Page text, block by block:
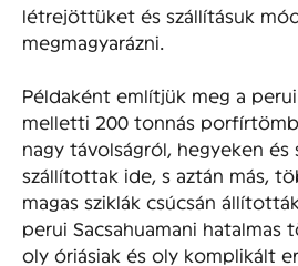
létrejöttüket és szállításuk
megmagyarázni.
Példaként említjük meg a
melletti 200 tonnás
nagy távolságról, hegyeken és
szállítottak ide, s aztán más,
magas sziklák csúcsán
perui Sacsahuamani hatalmas
oly óriásiak és oly komplikált